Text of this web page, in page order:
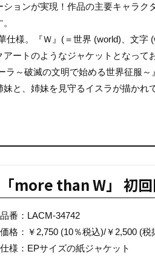
ョンが実現！作品の主要キャラ
様。『Ｗ』(＝世界 (world)、文字
ートのようなジャケットとなって
～破滅の文明で始める世界征服
と、姉妹を見守るイスラが描かれ
「more than W」 初
品番：LACM-34742
価格：￥2,750 (10％税込)/￥2,500 (税
仕様：EPサイズの紙ジャケット